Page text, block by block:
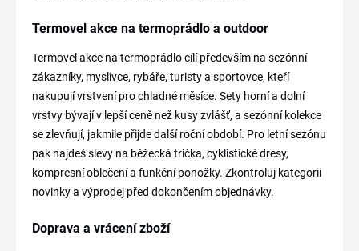
Termovel akce na termoprádlo a outdoor
Termovel akce na termoprádlo cílí především na sezónní
zákazníky, myslivce, rybáře, turisty a sportovce, kteří
nakupují vrstvení pro chladné měsíce. Sety horní a dolní
vrstvy bývají v lepší ceně než kusy zvlášť, a sezónní kolekce
se zlevňují, jakmile přijde další roční období. Pro letní sezónu
pak najdeš slevy na běžecká trička, cyklistické dresy,
kompresní oblečení a funkční ponožky. Zkontroluj kategorii
novinky a výprodej před dokončením objednávky.
Doprava a vrácení zboží